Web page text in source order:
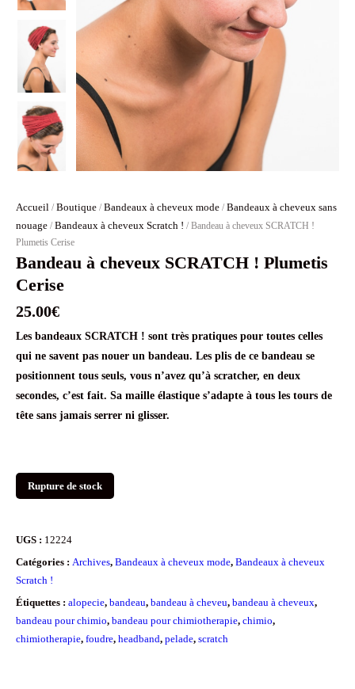
Accueil / Boutique / Bandeaux à cheveux mode / Bandeaux à cheveux sans
nouage / Bandeaux à cheveux Scratch ! / Bandeau à cheveux SCRATCH !
Plumetis Cerise
Bandeau à cheveux SCRATCH ! Plumetis
Cerise
25.00€
Les bandeaux SCRATCH ! sont très pratiques pour toutes celles
qui ne savent pas nouer un bandeau. Les plis de ce bandeau se
positionnent tous seuls, vous n’avez qu’à scratcher, en deux
secondes, c’est fait. Sa maille élastique s’adapte à tous les tours de
tête sans jamais serrer ni glisser.
Rupture de stock
UGS : 12224
Catégories : Archives, Bandeaux à cheveux mode, Bandeaux à cheveux
Scratch !
Étiquettes : alopecie, bandeau, bandeau à cheveu, bandeau à cheveux,
bandeau pour chimio, bandeau pour chimiotherapie, chimio,
chimiotherapie, foudre, headband, pelade, scratch